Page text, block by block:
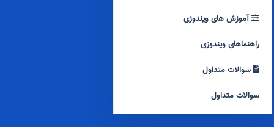
آموزش های ویندوزی
راهنماهای ویندوزی
سوالات متداول
سوالات متداول